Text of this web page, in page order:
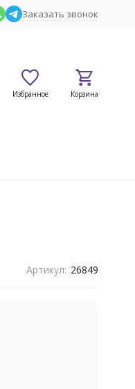
Заказать звонок
Избранное Корзина
Артикул: 26849